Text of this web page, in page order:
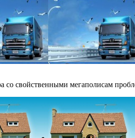
свойственными мегаполисам